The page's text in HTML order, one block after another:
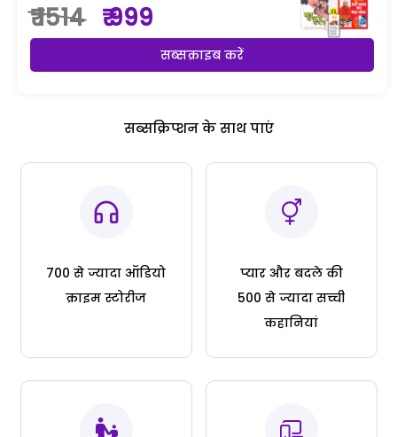
₹ 1514 ₹ 999
सब्सक्राइब करें
सब्सक्रिप्शन के साथ पाएं
700 से ज्यादा ऑडियो
क्राइम स्टोरीज
प्यार और बदले की
500 से ज्यादा सच्ची
कहानियां